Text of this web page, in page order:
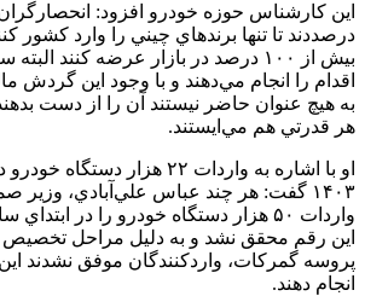
اين كارشناس حوزه خودرو افزود:
درصددند تا تنها برندهاي چيني را وارد كشور
بيش از ۱۰۰ درصد در بازار عرضه كنند
اقدام را انجام مي‌دهند و با وجود اين گردش
به هيچ عنوان حاضر نيستند آن را از دست
هر قدرتي هم مي‌ايستند.
او با اشاره به واردات ۲۲ هزار
۱۴۰۳ گفت: هر چند عباس علي‌آبادي،
اين رقم محقق نشد و به دليل مراحل تخصيص
پروسه گمركات، واردكنندگان موفق نشدند اين
انجام دهند.